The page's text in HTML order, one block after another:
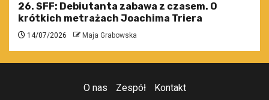
26. SFF: Debiutanta zabawa z czasem. O
krótkich metrażach Joachima Triera
14/07/2026 Maja Grabowska
O nas Zespół Kontakt